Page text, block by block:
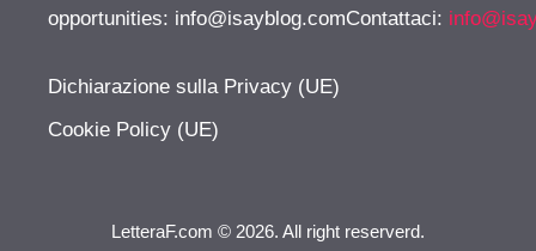
opportunities: info@isayblog.comContattaci:
Dichiarazione sulla Privacy (UE)
Cookie Policy (UE)
LetteraF.com © 2026. All right reserverd.